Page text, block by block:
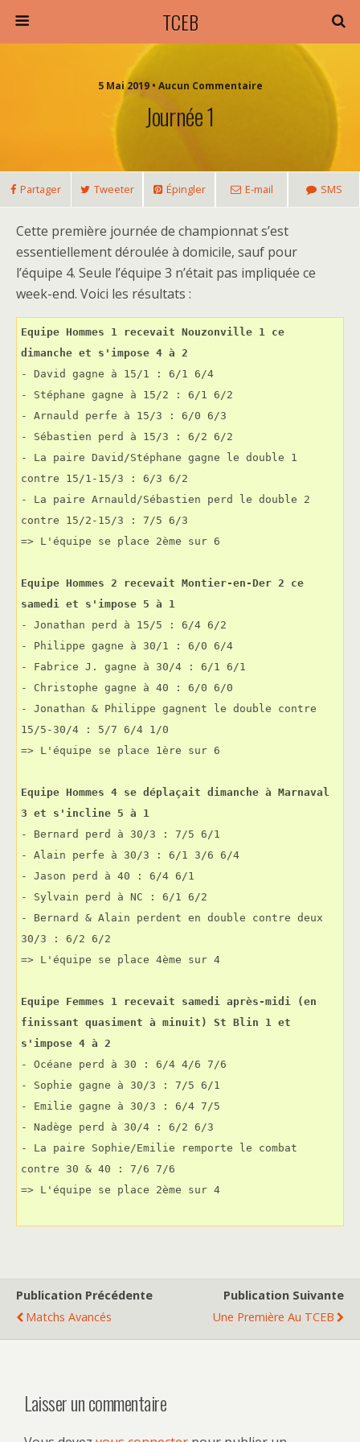
TCEB
5 Mai 2019 • Aucun Commentaire
Journée 1
Partager Tweeter Épingler E-mail SMS
Cette première journée de championnat s’est
essentiellement déroulée à domicile, sauf pour
l’équipe 4. Seule l’équipe 3 n’était pas impliquée ce
week-end. Voici les résultats :
Equipe Hommes 1 recevait Nouzonville 1 ce
dimanche et s'impose 4 à 2
- David gagne à 15/1 : 6/1 6/4
- Stéphane gagne à 15/2 : 6/1 6/2
- Arnauld perfe à 15/3 : 6/0 6/3
- Sébastien perd à 15/3 : 6/2 6/2
- La paire David/Stéphane gagne le double 1
contre 15/1-15/3 : 6/3 6/2
- La paire Arnauld/Sébastien perd le double 2
contre 15/2-15/3 : 7/5 6/3
=> L'équipe se place 2ème sur 6
Equipe Hommes 2 recevait Montier-en-Der 2 ce
samedi et s'impose 5 à 1
- Jonathan perd à 15/5 : 6/4 6/2
- Philippe gagne à 30/1 : 6/0 6/4
- Fabrice J. gagne à 30/4 : 6/1 6/1
- Christophe gagne à 40 : 6/0 6/0
- Jonathan & Philippe gagnent le double contre
15/5-30/4 : 5/7 6/4 1/0
=> L'équipe se place 1ère sur 6
Equipe Hommes 4 se déplaçait dimanche à Marnaval
3 et s'incline 5 à 1
- Bernard perd à 30/3 : 7/5 6/1
- Alain perfe à 30/3 : 6/1 3/6 6/4
- Jason perd à 40 : 6/4 6/1
- Sylvain perd à NC : 6/1 6/2
- Bernard & Alain perdent en double contre deux
30/3 : 6/2 6/2
=> L'équipe se place 4ème sur 4
Equipe Femmes 1 recevait samedi après-midi (en
finissant quasiment à minuit) St Blin 1 et
s'impose 4 à 2
- Océane perd à 30 : 6/4 4/6 7/6
- Sophie gagne à 30/3 : 7/5 6/1
- Emilie gagne à 30/3 : 6/4 7/5
- Nadège perd à 30/4 : 6/2 6/3
- La paire Sophie/Emilie remporte le combat
contre 30 & 40 : 7/6 7/6
=> L'équipe se place 2ème sur 4
Publication Précédente
Matchs Avancés
Publication Suivante
Une Première Au TCEB
Laisser un commentaire